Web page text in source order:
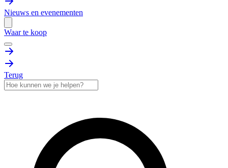
Nieuws en evenementen
Waar te koop
Terug